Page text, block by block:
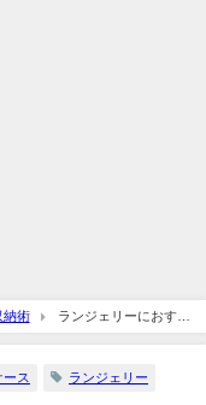
納術
ランジェリーにおすす
ス ランジェリー